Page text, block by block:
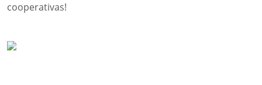
cooperativas!